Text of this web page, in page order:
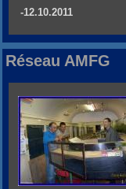
-12.10.2011
Réseau AMFG